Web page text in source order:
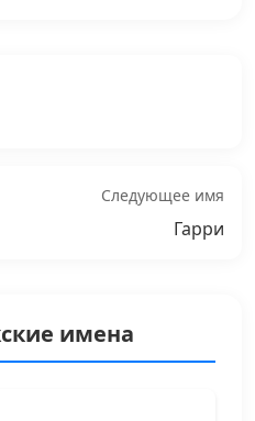
Следующее имя
Гарри
имена